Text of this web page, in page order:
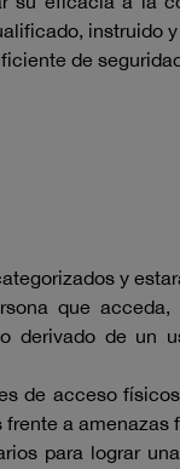
instruido
de
y
que
derivado de un
de acceso
a amenazas
para lograr